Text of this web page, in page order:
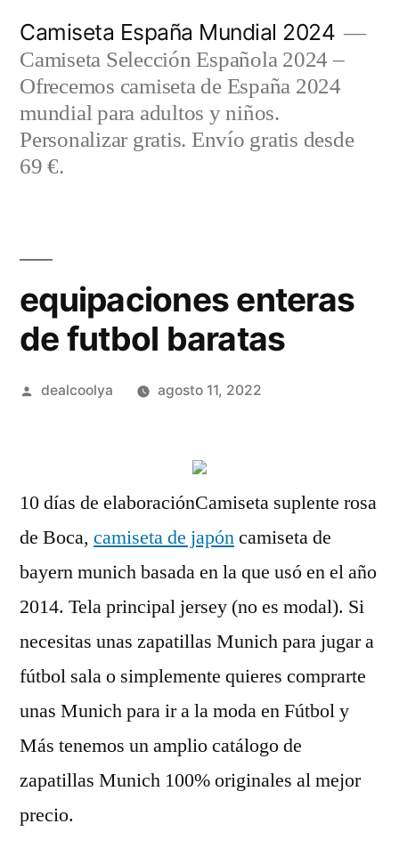
contenido
Camiseta España Mundial 2024
Camiseta Selección Española 2024 –
Ofrecemos camiseta de España 2024
mundial para adultos y niños.
Personalizar gratis. Envío gratis desde
69 €.
equipaciones enteras
de futbol baratas
Publicado
dealcoolya agosto 11, 2022
10 días de elaboraciónCamiseta suplente rosa
de Boca, camiseta de japóncamiseta de
bayern munich basada en la que usó en el año
2014. Tela principal jersey (no es modal). Si
necesitas unas zapatillas Munich para jugar a
fútbol sala o simplemente quieres comprarte
unas Munich para ir a la moda en Fútbol y
Más tenemos un amplio catálogo de
zapatillas Munich 100% originales al mejor
precio.